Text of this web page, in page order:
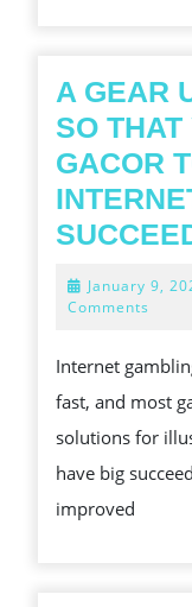
A GEAR
SO
GACOR
January 9,
Comments
Internet
fast, and most
solutions for
have big
improved